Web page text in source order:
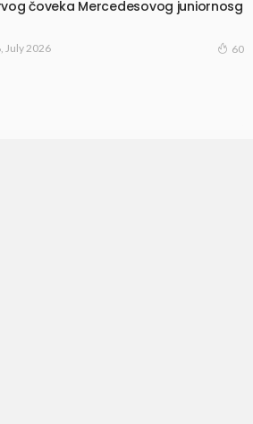
čoveka Mercedesovog juniornosg
July 2026 60